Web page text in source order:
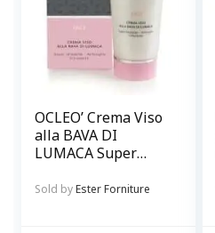
OCLEO’ Crema Viso
alla BAVA DI
LUMACA Super
antirughe
Sold byEster Forniture